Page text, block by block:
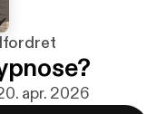
apr. 2026